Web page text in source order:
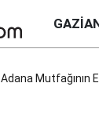
Adana Mutfağının